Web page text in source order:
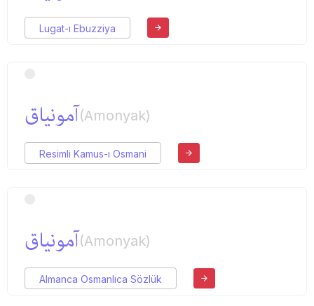
Lugat-ı Ebuzziya
آمونیاق(Amonyak)
Resimli Kamus-ı Osmani
آمونیاق(Amonyak)
Almanca Osmanlıca Sözlük